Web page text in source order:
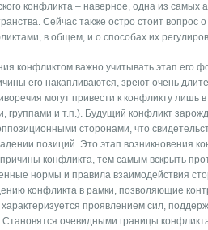
конфликта – наверное, одна из самых
Сейчас также остро стоит вопрос
в общем, и о способах их
конфликтом важно учитывать этап его
его накапливаются, зреют очень
могут привести к конфликту лишь
группами и т.п.). Будущий конфликт
сторонами, что
позиций. Это этап возникновения
конфликта, тем самым вскрыть
нормы и правила взаимодействия
конфликта в рамки, позволяющие
характеризуется проявлением сил,
очевидными границы